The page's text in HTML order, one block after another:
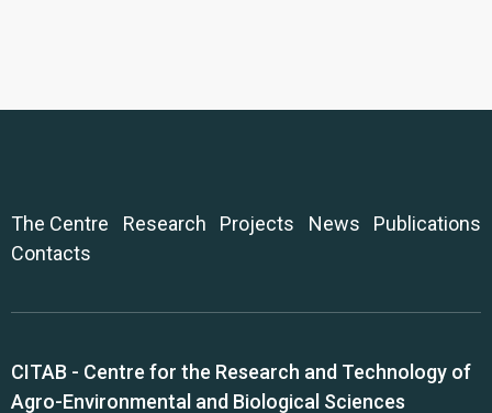
The Centre Research Projects News
Publications
Contacts
CITAB - Centre for the Research and Technology of
Agro-Environmental and Biological Sciences